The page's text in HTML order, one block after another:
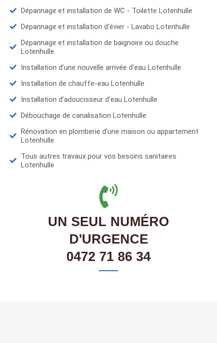
Dépannage et installation de WC - Toilette Lotenhulle
Dépannage et installation d'évier - Lavabo Lotenhulle
Dépannage et installation de baignoire ou douche
Lotenhulle
Installation d'une nouvelle arrivée d'eau Lotenhulle
Installation de chauffe-eau Lotenhulle
Installation d’adoucisseur d'eau Lotenhulle
Débouchage de canalisation Lotenhulle
Rénovation en plomberie d'une maison ou appartement
Lotenhulle
Tous autres travaux pour vos besoins sanitaires
Lotenhulle
UN SEUL NUMÉRO
D'URGENCE
0472 71 86 34